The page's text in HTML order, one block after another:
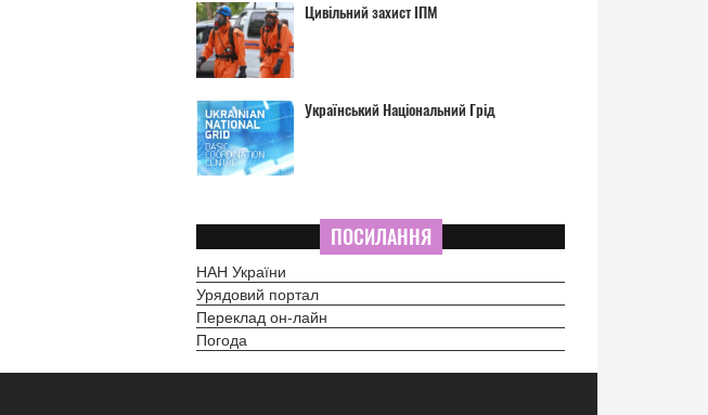
Цивільний захист ІПМ
Український Національний Грід
ПОСИЛАННЯ
НАН України
Урядовий портал
Переклад он-лайн
Погода